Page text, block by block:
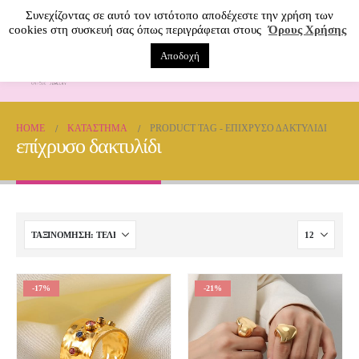
HOME ΚΑΤΆΣΤΗΜΑ PRODUCT TAG - ΕΠΊΧΡΥΣΟ ΔΑΚΤΥΛΊΔΙ
επίχρυσο δακτυλίδι
-17% -21%
Συνεχίζοντας σε αυτό τον ιστότοπο αποδέχεστε την χρήση των
cookies στη συσκευή σας όπως περιγράφεται στους Όρους Χρήσης
Αποδοχή